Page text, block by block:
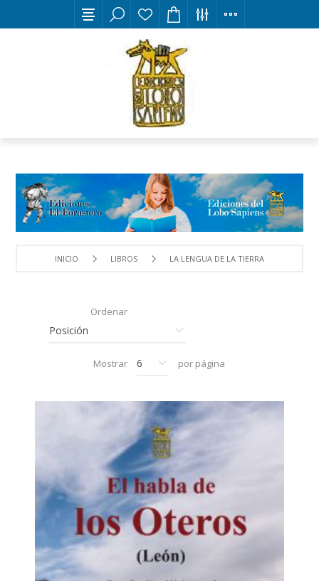
INICIO LIBROS LA LENGUA DE LA TIERRA
Ordenar
Mostrar por página